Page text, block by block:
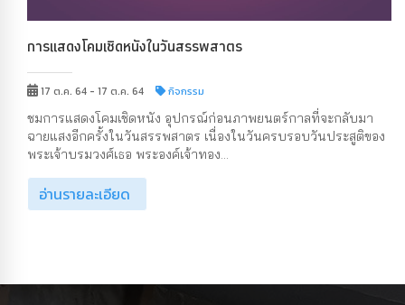
การแสดงโคมเชิดหนังในวันสรรพสาตร
17 ต.ค. 64 - 17 ต.ค. 64 กิจกรรม
ชมการแสดงโคมเชิดหนัง อุปกรณ์ก่อนภาพยนตร์กาลที่จะกลับมา
ฉายแสงอีกครั้งในวันสรรพสาตร เนื่องในวันครบรอบวันประสูติของ
พระเจ้าบรมวงศ์เธอ พระองค์เจ้าทอง...
อ่านรายละเอียด